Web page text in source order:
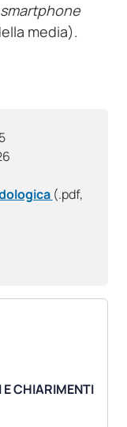
(.pdf,
CHIARIMENTI
smartphone
media).